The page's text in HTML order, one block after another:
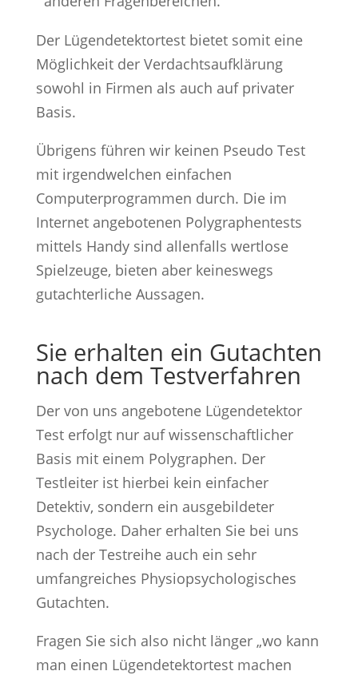
Der Lügendetektortest bietet somit eine
Möglichkeit der Verdachtsaufklärung
sowohl in Firmen als auch auf privater
Basis.
Übrigens führen wir keinen Pseudo Test
mit irgendwelchen einfachen
Computerprogrammen durch. Die im
Internet angebotenen Polygraphentests
mittels Handy sind allenfalls wertlose
Spielzeuge, bieten aber keineswegs
gutachterliche Aussagen.
Sie erhalten ein Gutachten
nach dem Testverfahren
Der von uns angebotene Lügendetektor
Test erfolgt nur auf wissenschaftlicher
Basis mit einem Polygraphen. Der
Testleiter ist hierbei kein einfacher
Detektiv, sondern ein ausgebildeter
Psychologe. Daher erhalten Sie bei uns
nach der Testreihe auch ein sehr
umfangreiches Physiopsychologisches
Gutachten.
Fragen Sie sich also nicht länger „wo kann
man einen Lügendetektortest machen